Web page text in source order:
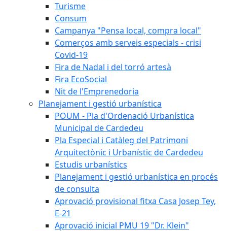
Turisme
Consum
Campanya "Pensa local, compra local"
Comerços amb serveis especials - crisi
Covid-19
Fira de Nadal i del torró artesà
Fira EcoSocial
Nit de l'Emprenedoria
Planejament i gestió urbanística
POUM - Pla d'Ordenació Urbanística
Municipal de Cardedeu
Pla Especial i Catàleg del Patrimoni
Arquitectònic i Urbanístic de Cardedeu
Estudis urbanístics
Planejament i gestió urbanística en procés
de consulta
Aprovació provisional fitxa Casa Josep Tey,
E-21
Aprovació inicial PMU 19 "Dr. Klein"